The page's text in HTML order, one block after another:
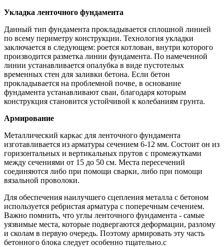
Укладка ленточного фундамента
Данный тип фундамента прокладывается сплошной линией
по всему периметру конструкции. Технология укладки
заключается в следующем: роется котлован, внутри которого
производится разметка линии фундамента. По намеченной
линии устанавливается опалубка в виде пустотелых
временных стен для заливки бетона. Если бетон
прокладывается на проблемной почве, в основание
фундамента устанавливают сваи, благодаря которым
конструкция становится устойчивой к колебаниям грунта.
Армирование
Металлический каркас для ленточного фундамента
изготавливается из арматуры сечением 6-12 мм. Состоит он из
горизонтальных и вертикальных прутов с промежутками
между сечениями от 15 до 50 см. Места пересечений
соединяются либо при помощи сварки, либо при помощи
вязальной проволоки.
Для обеспечения наилучшего сцепления металла с бетоном
используется ребристая арматура с поперечным сечением.
Важно помнить, что углы ленточного фундамента - самые
уязвимые места, которые подвергаются деформации, разлому
и сколам в первую очередь. Поэтому армировать эту часть
бетонного блока следует особенно тщательно.с